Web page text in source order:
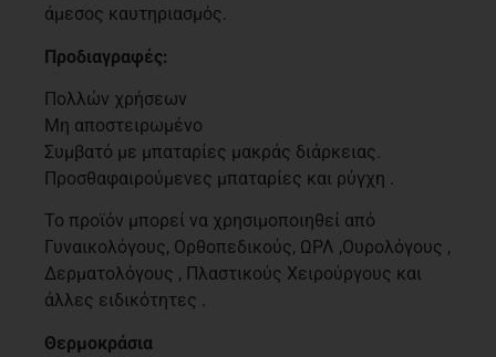
άμεσος καυτηριασμός.
Προδιαγραφές:
Πολλών χρήσεων
Μη αποστειρωμένο
Συμβατό με μπαταρίες μακράς διάρκειας.
Προσθαφαιρούμενες μπαταρίες και ρύγχη .
Το προϊόν μπορεί να χρησιμοποιηθεί από
Γυναικολόγους, Ορθοπεδικούς, ΩΡΛ ,Ουρολόγους ,
Δερματολόγους , Πλαστικούς Χειρούργους και
άλλες ειδικότητες .
Θερμοκράσια